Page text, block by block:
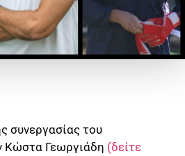
συνεργασίας του
Κώστα Γεωργιάδη (δείτε